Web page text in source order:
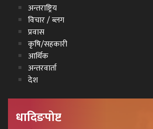
अन्तराष्ट्रिय
विचार / ब्लग
प्रवास
कृषि/सहकारी
आर्थिक
अन्तरवार्ता
देश
धादिङपोष्ट